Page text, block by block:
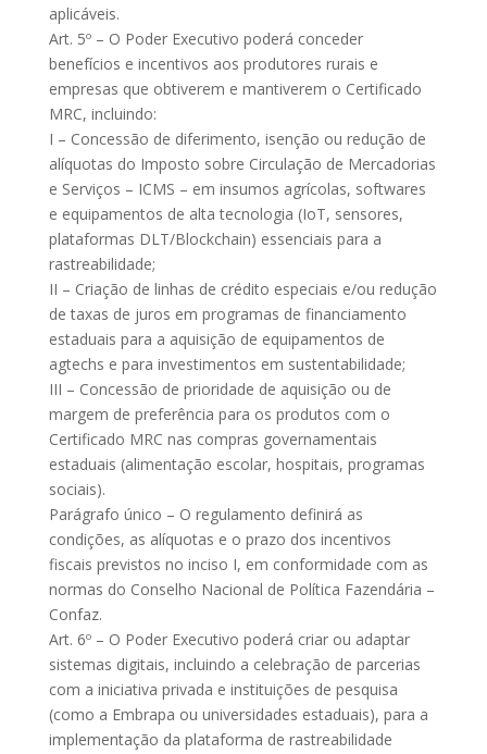
aplicáveis.
Art. 5º – O Poder Executivo poderá conceder
benefícios e incentivos aos produtores rurais e
empresas que obtiverem e mantiverem o Certificado
MRC, incluindo:
I – Concessão de diferimento, isenção ou redução de
alíquotas do Imposto sobre Circulação de Mercadorias
e Serviços – ICMS – em insumos agrícolas, softwares
e equipamentos de alta tecnologia (IoT, sensores,
plataformas DLT/Blockchain) essenciais para a
rastreabilidade;
II – Criação de linhas de crédito especiais e/ou redução
de taxas de juros em programas de financiamento
estaduais para a aquisição de equipamentos de
agtechs e para investimentos em sustentabilidade;
III – Concessão de prioridade de aquisição ou de
margem de preferência para os produtos com o
Certificado MRC nas compras governamentais
estaduais (alimentação escolar, hospitais, programas
sociais).
Parágrafo único – O regulamento definirá as
condições, as alíquotas e o prazo dos incentivos
fiscais previstos no inciso I, em conformidade com as
normas do Conselho Nacional de Política Fazendária –
Confaz.
Art. 6º – O Poder Executivo poderá criar ou adaptar
sistemas digitais, incluindo a celebração de parcerias
com a iniciativa privada e instituições de pesquisa
(como a Embrapa ou universidades estaduais), para a
implementação da plataforma de rastreabilidade